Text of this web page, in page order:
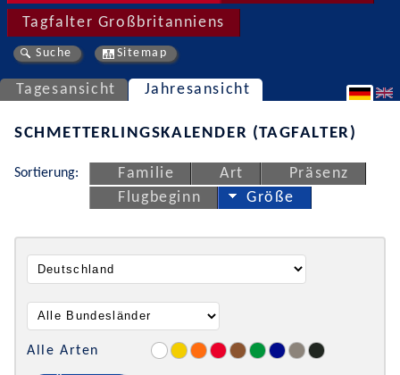
Tagfalter Großbritanniens
Suche Sitemap
Tagesansicht Jahresansicht
SCHMETTERLINGSKALENDER (TAGFALTER)
Sortierung: Familie Art
Präsenz
Flugbeginn
Größe
Alle Arten